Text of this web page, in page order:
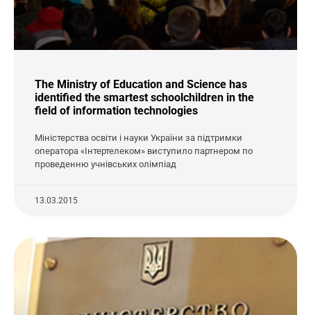
The Ministry of Education and Science has
identified the smartest schoolchildren in the
field of information technologies
Міністерства освіти і науки України за підтримки
оператора «Інтертелеком» виступило партнером по
проведенню учнівських олімпіад
13.03.2015